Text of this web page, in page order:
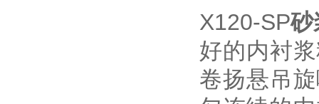
X120-SP砂
好的内衬
卷扬悬吊